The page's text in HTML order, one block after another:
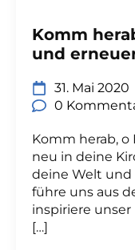
Komm
und
31. Mai 2020
0
Komm herab, o
neu in deine
deine Welt und
führe uns aus
inspiriere
[…]